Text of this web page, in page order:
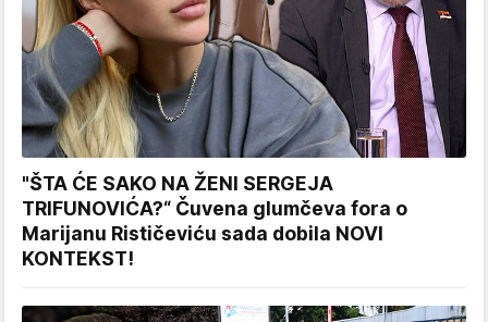
"ŠTA ĆE SAKO NA ŽENI SERGEJA
TRIFUNOVIĆA?“ Čuvena glumčeva fora o
Marijanu Rističeviću sada dobila NOVI
KONTEKST!